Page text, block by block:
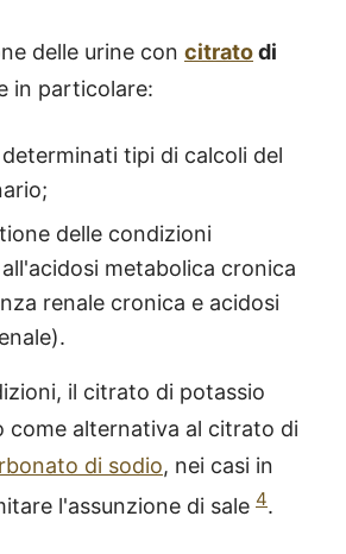
delle urine con citratodi
in particolare:
tipi di calcoli del
delle condizioni
metabolica cronica
renale cronica e acidosi
il citrato di potassio
come alternativa al citrato di
di sodio, nei casi in
l'assunzione di sale 4.